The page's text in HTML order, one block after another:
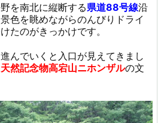
を南北に縦断する県道88号線沿
色を眺めながらのんびりドライ
たのがきっかけです。
んでいくと入口が見えてきまし
然記念物高宕山ニホンザルの文